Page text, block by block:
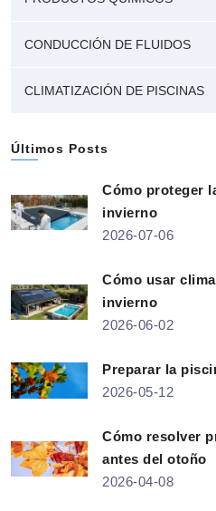
CONDUCCIÓN DE FLUIDOS
CLIMATIZACIÓN DE PISCINAS
Últimos Posts
Cómo proteger
invierno
2026-07-06
Cómo usar
invierno
2026-06-02
Preparar la
2026-05-12
Cómo resolver
antes del otoño
2026-04-08